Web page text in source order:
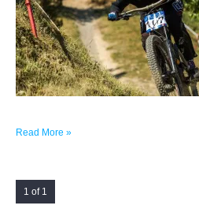
Read More »
1 of 1